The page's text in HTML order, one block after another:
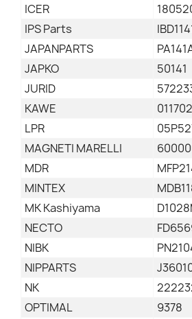
ICER
IPS Parts
JAPANPARTS
JAPKO
50141
JURID
KAWE
011702
LPR
MAGNETI MARELLI
MDR
MINTEX
MK Kashiyama
NECTO
NIBK
NIPPARTS
NK
OPTIMAL
9378